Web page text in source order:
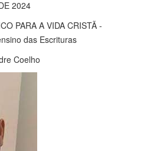
2024
PARA A VIDA CRISTÃ -
das Escrituras
Coelho